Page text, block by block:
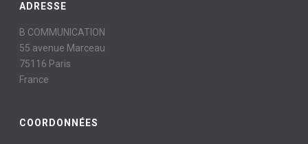
ADRESSE
B COMMUNICATION
55 avenue Marceau
75116 Paris
France
COORDONNÉES